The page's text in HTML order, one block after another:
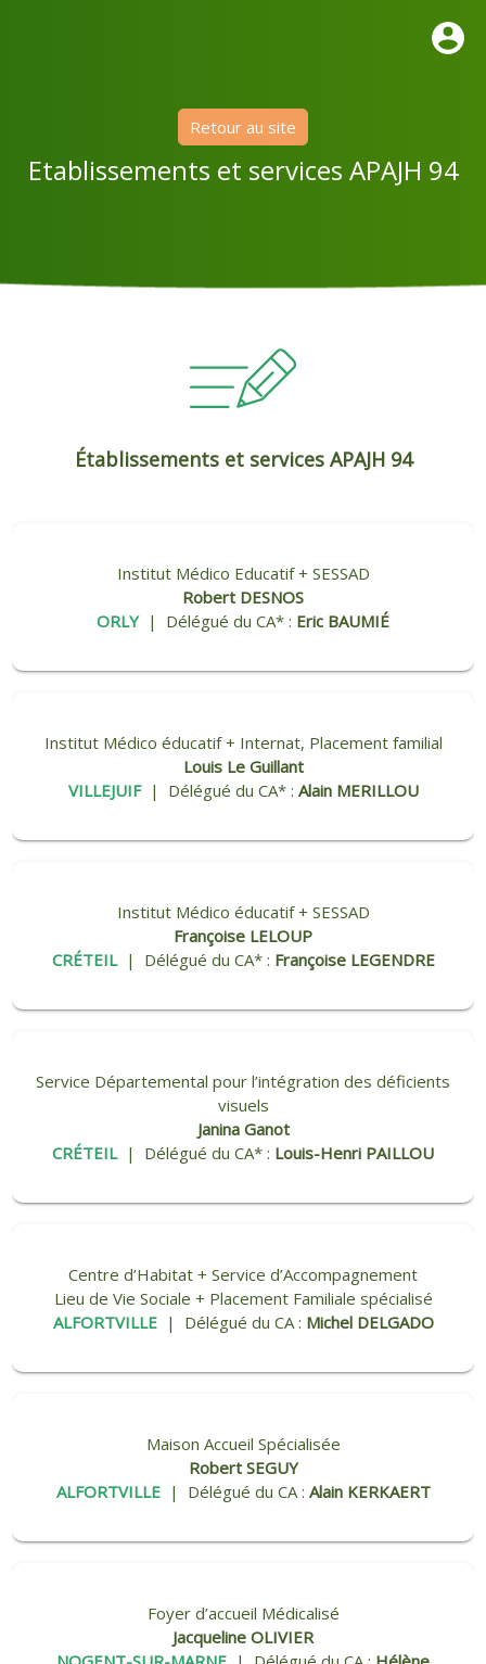
Retour au site
Etablissements et services APAJH 94
Établissements et services APAJH 94
Institut Médico Educatif + SESSAD
Robert DESNOS
ORLY| Délégué du CA* : Eric BAUMIÉ
Institut Médico éducatif + Internat, Placement familial
Louis Le Guillant
VILLEJUIF| Délégué du CA* : Alain MERILLOU
Institut Médico éducatif + SESSAD
Françoise LELOUP
CRÉTEIL | Délégué du CA* : Françoise LEGENDRE
Service Départemental pour l’intégration des déficients
visuels
Janina Ganot
CRÉTEIL | Délégué du CA* : Louis-Henri PAILLOU
Centre d’Habitat + Service d’Accompagnement
Lieu de Vie Sociale + Placement Familiale spécialisé
ALFORTVILLE | Délégué du CA : Michel DELGADO
Maison Accueil Spécialisée
Robert SEGUY
ALFORTVILLE | Délégué du CA : Alain KERKAERT
Foyer d’accueil Médicalisé
Jacqueline OLIVIER